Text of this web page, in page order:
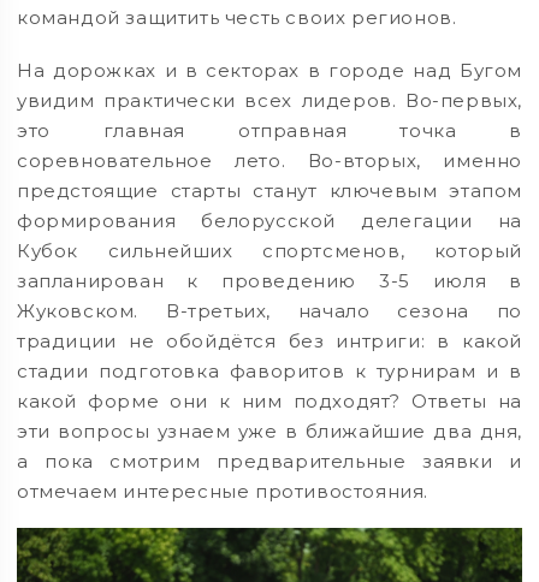
командой защитить честь своих регионов.
На дорожках и в секторах в городе над Бугом
увидим практически всех лидеров. Во-первых,
это главная отправная точка в
соревновательное лето. Во-вторых, именно
предстоящие старты станут ключевым этапом
формирования белорусской делегации на
Кубок сильнейших спортсменов, который
запланирован к проведению 3-5 июля в
Жуковском. В-третьих, начало сезона по
традиции не обойдётся без интриги: в какой
стадии подготовка фаворитов к турнирам и в
какой форме они к ним подходят? Ответы на
эти вопросы узнаем уже в ближайшие два дня,
а пока смотрим предварительные заявки и
отмечаем интересные противостояния.